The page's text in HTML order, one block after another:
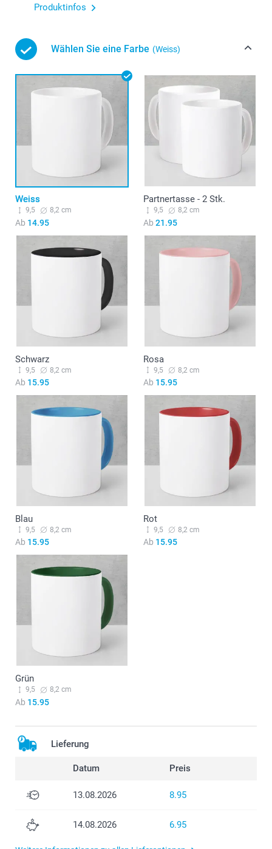
Produktinfos
Wählen Sie eine Farbe (Weiss)
Weiss
9,5 8,2 cm
Ab 14.95
Partnertasse - 2 Stk.
9,5 8,2 cm
Ab 21.95
Schwarz
9,5 8,2 cm
Ab 15.95
Rosa
9,5 8,2 cm
Ab 15.95
Blau
9,5 8,2 cm
Ab 15.95
Rot
9,5 8,2 cm
Ab 15.95
Grün
9,5 8,2 cm
Ab 15.95
Lieferung
Datum Preis
13.08.2026 8.95
14.08.2026 6.95